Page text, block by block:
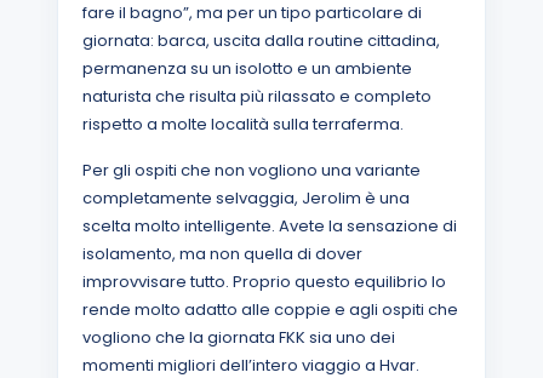
fare il bagno”, ma per un tipo particolare di
giornata: barca, uscita dalla routine cittadina,
permanenza su un isolotto e un ambiente
naturista che risulta più rilassato e completo
rispetto a molte località sulla terraferma.
Per gli ospiti che non vogliono una variante
completamente selvaggia, Jerolim è una
scelta molto intelligente. Avete la sensazione di
isolamento, ma non quella di dover
improvvisare tutto. Proprio questo equilibrio lo
rende molto adatto alle coppie e agli ospiti che
vogliono che la giornata FKK sia uno dei
momenti migliori dell’intero viaggio a Hvar.